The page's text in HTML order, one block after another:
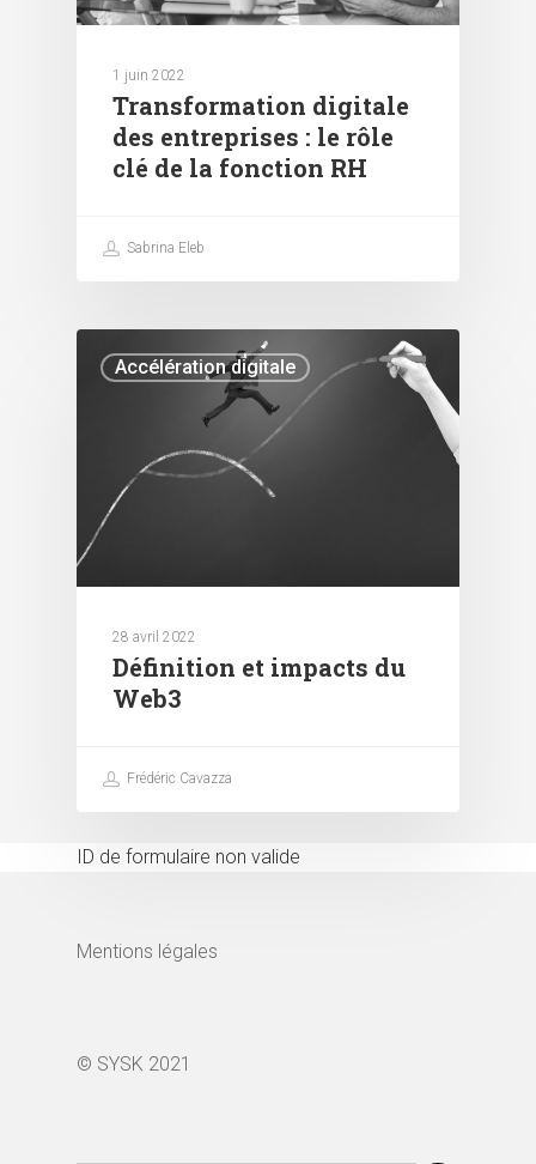
1 juin 2022
Transformation digitale
des entreprises : le rôle
clé de la fonction RH
Sabrina Eleb
Accélération digitale
28 avril 2022
Définition et impacts du
Web3
Frédéric Cavazza
ID de formulaire non valide
Mentions légales
© SYSK 2021